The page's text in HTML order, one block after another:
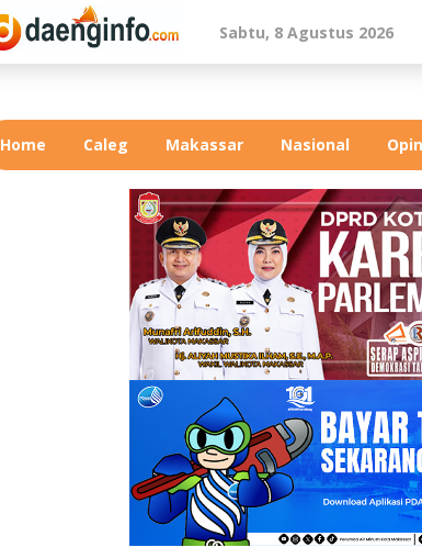
Sabtu, 8 Agustus 2026
Home Caleg Makassar Nasional